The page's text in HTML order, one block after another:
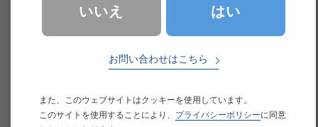
ら，適切な投与量の決定は重要である．
管支炎または肺気腫の患者で同剤が投与されている場合は，
特定薬剤治療管理料を月1回に限り算定できる．
はい
いいえ
お問い合わせはこちら
また、このウェブサイトはクッキーを使用しています。
このサイトを使用することにより、 プライバシーポリシーに同意